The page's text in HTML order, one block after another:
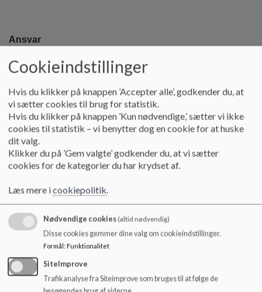
Ansvar
Skolens ansvar:
At skolen har en antimobbestrategi.
At klassens sociale liv er fast punkt på møder med
forældrene.
At personalet sikrer, at klasseregler udarbejdes og revideres
med eleverne.
At forældrene årligt informeres om klassens regler for sprog
og adfærd, herunder klasseregler mod mobning.
At skolen træner systematisk udvikling af empati,
rummelighed.
At skolen laver arrangementer på tværs af klasser og
årgange.
At skolen er opmærksom på den enkelte elevs trivsel,
attitude, humør og kropssprog, og skolen orienterer forældre,
såfremt der er bekymring for en elevs trivsel.
Cookieindstillinger
Hvis du klikker på knappen ’Accepter alle’, godkender du, at
vi sætter cookies til brug for statistik.
Hvis du klikker på knappen ’Kun nødvendige,’ sætter vi ikke
cookies til statistik – vi benytter dog en cookie for at huske
dit valg.
Klikker du på ’Gem valgte’ godkender du, at vi sætter
cookies for de kategorier du har krydset af.
Læs mere icookiepolitik.
Nødvendige cookies(altid nødvendig)
Disse cookies gemmer dine valg om cookieindstillinger.
Formål: Funktionalitet
SiteImprove
Trafikanalyse fra Siteimprove som bruges til at følge de